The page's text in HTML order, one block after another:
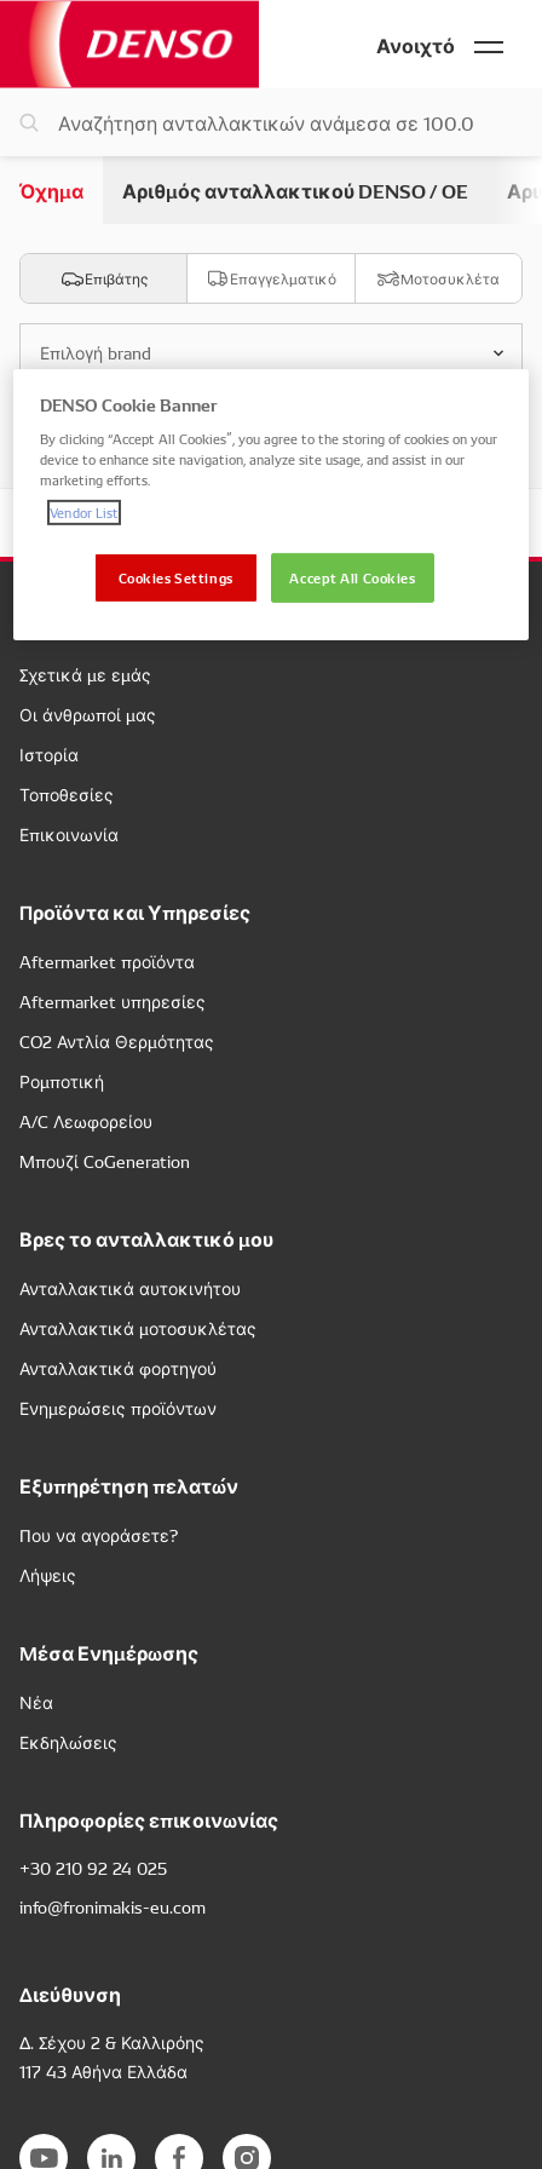
Ανοιχτό
Όχημα Αριθμός ανταλλακτικού DENSO / OE
Επιβάτης Επαγγελματικό Μοτοσυκλέτα
Επιλογή brand
Επιλογή μοντέλου
Σχετικά με εμάς
Οι άνθρωποί μας
Ιστορία
Τοποθεσίες
Επικοινωνία
Προϊόντα και Υπηρεσίες
Aftermarket προϊόντα
Aftermarket υπηρεσίες
CO2 Αντλία Θερμότητας
Ρομποτική
A/C Λεωφορείου
Μπουζί CoGeneration
Βρες το ανταλλακτικό μου
Ανταλλακτικά αυτοκινήτου
Ανταλλακτικά μοτοσυκλέτας
Ανταλλακτικά φορτηγού
Ενημερώσεις προϊόντων
Εξυπηρέτηση πελατών
Που να αγοράσετε?
Λήψεις
Μέσα Ενημέρωσης
Νέα
Εκδηλώσεις
Πληροφορίες επικοινωνίας
+30 210 92 24 025
info@fronimakis-eu.com
Διεύθυνση
Δ. Σέχου 2 & Καλλιρόης
117 43 Αθήνα Ελλάδα
DENSO Cookie Banner
By clicking “Accept All Cookies”, you agree to the storing of cookies on your
device to enhance site navigation, analyze site usage, and assist in our
marketing efforts.
Vendor List
Accept All Cookies
Cookies Settings